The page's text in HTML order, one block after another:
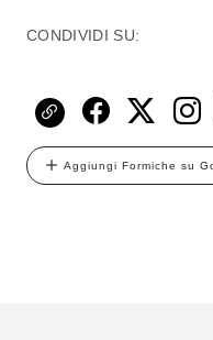
CONDIVIDI SU:
Aggiungi Formiche su